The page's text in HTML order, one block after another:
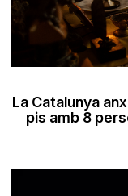
La Catalunya
pis amb 8